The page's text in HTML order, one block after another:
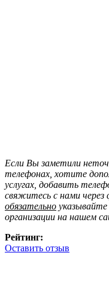
Если Вы заметили
телефонах, хотите
услугах, добавить
свяжитесь с нами через
обязательно
организации на нашем
Рейтинг:
Оставить отзыв